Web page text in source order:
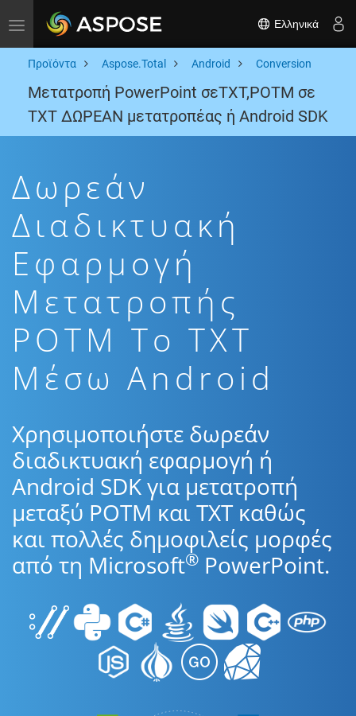
Toggle navigation Ελληνικά
Προϊόντα Aspose.Total Android Conversion
Μετατροπή PowerPoint σεTXT,POTM σε
TXT ΔΩΡΕΑΝ μετατροπέας ή Android SDK
Δωρεάν
Διαδικτυακή
Εφαρμογή
Μετατροπής
POTM To TXT
Μέσω Android
Χρησιμοποιήστε δωρεάν
διαδικτυακή εφαρμογή ή
Android SDK για μετατροπή
μεταξύ POTM και TXT καθώς
και πολλές δημοφιλείς μορφές
από τη Microsoft® PowerPoint.